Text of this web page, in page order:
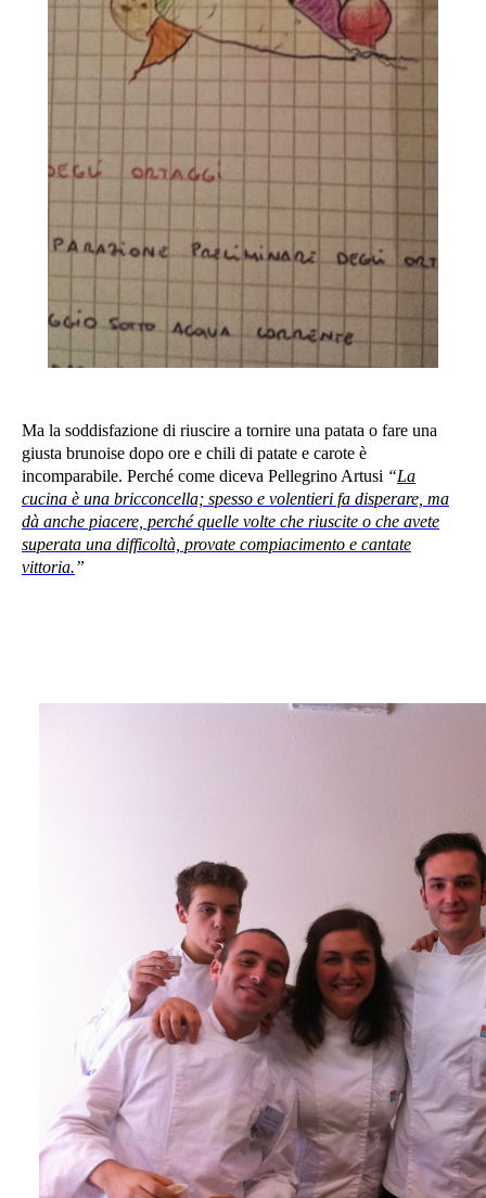
Ma la soddisfazione di riuscire a tornire una patata o fare una
giusta brunoise dopo ore e chili di patate e carote è
incomparabile. Perché come diceva Pellegrino Artusi “La
cucina è una bricconcella; spesso e volentieri fa disperare, ma
dà anche piacere, perché quelle volte che riuscite o che avete
superata una difficoltà, provate compiacimento e cantate
vittoria.”